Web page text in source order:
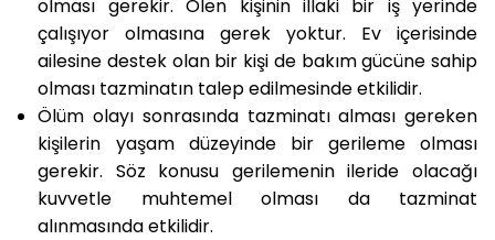
olması gerekir. Ölen kişinin illaki bir iş yerinde
çalışıyor olmasına gerek yoktur. Ev içerisinde
ailesine destek olan bir kişi de bakım gücüne sahip
olması tazminatın talep edilmesinde etkilidir.
Ölüm olayı sonrasında tazminatı alması gereken
kişilerin yaşam düzeyinde bir gerileme olması
gerekir. Söz konusu gerilemenin ileride olacağı
kuvvetle muhtemel olması da tazminat
alınmasında etkilidir.